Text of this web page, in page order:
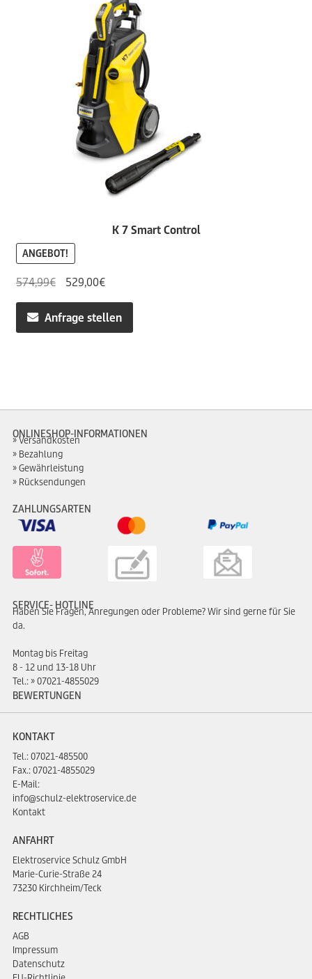
K 7 Smart Control
ANGEBOT!
574,99€
Ursprünglicher
Preis
war:
574,99€
529,00€Aktueller
Preis
ist:
529,00€.
Anfrage stellen
ONLINESHOP-INFORMATIONEN
Versandkosten
Bezahlung
Gewährleistung
Rücksendungen
ZAHLUNGSARTEN
SERVICE- HOTLINE
Haben Sie Fragen, Anregungen oder Probleme? Wir sind gerne für Sie
da.
Montag bis Freitag
8 - 12 und 13-18 Uhr
Tel.: 07021-4855029
BEWERTUNGEN
KONTAKT
Tel.:07021-485500
Fax.: 07021-4855029
E-Mail:
info@schulz-elektroservice.de
Kontakt
ANFAHRT
Elektroservice Schulz GmbH
Marie-Curie-Straße 24
73230 Kirchheim/Teck
RECHTLICHES
AGB
Impressum
Datenschutz